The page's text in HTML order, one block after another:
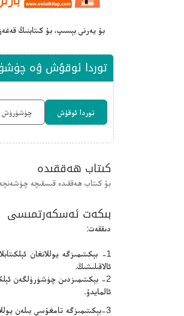
بۇ يەرنى بېسىپ، بۇ كىتابنىڭ
توردا ئوقۇش ۋە
توردا ئوقۇش چۈشۈرۈش
كىتاب ھەققىدە
بۇ كىتاب ھەققىدە قىسقىچە
بىكەت ئەسكەرتمىسى
دىققەت:
1- بېكىتىمىزگە يوللانغان
ئالاقىلىشىڭ.
2- بېكىتىمىزدىن چۈشۈرۈلگەن
ئالمايدۇ.
3-بېكىتىمىزگە تامغۇسى بىلەن